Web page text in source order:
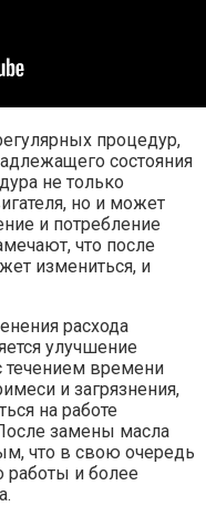
процедур,
состояния
не только
но и может
и потребление
что после
измениться, и
расхода
улучшение
течением времени
и загрязнения,
на работе
замены масла
что в свою очередь
работы и более